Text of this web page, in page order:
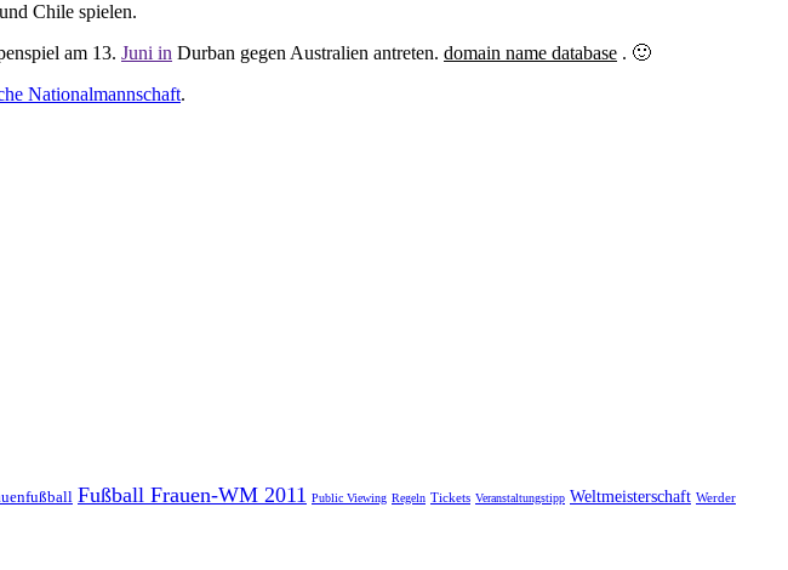
Chile spielen.
am 13. Juni in Durban gegen Australien antreten. domain name database . 🙂
Nationalmannschaft.
Fußball Frauen-WM 2011 Public Viewing Regeln Tickets Veranstaltungstipp Weltmeisterschaft Werder